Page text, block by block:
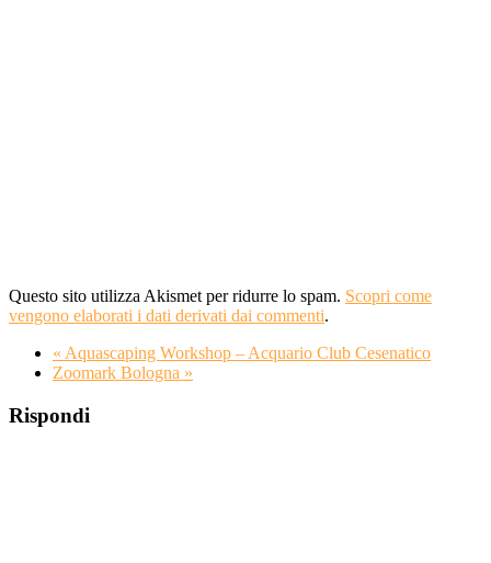
Questo sito utilizza Akismet per ridurre lo spam. Scopri come
vengono elaborati i dati derivati dai commenti.
« Aquascaping Workshop – Acquario Club Cesenatico
Zoomark Bologna »
Rispondi